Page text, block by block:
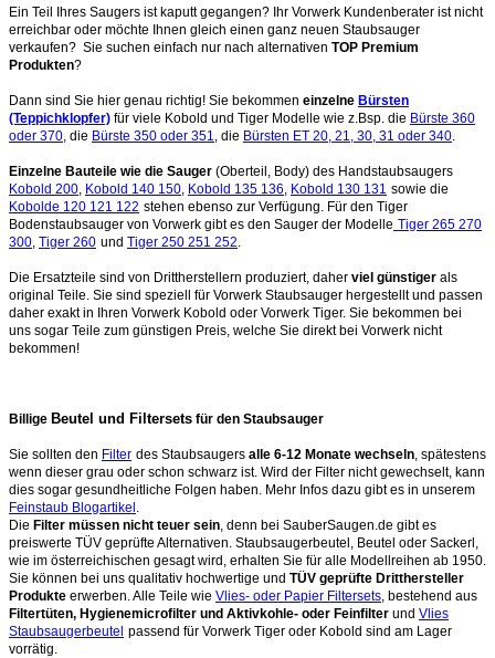
Ein Teil Ihres Saugers ist kaputt gegangen? Ihr Vorwerk Kundenberater ist nicht
erreichbar oder möchte Ihnen gleich einen ganz neuen Staubsauger
verkaufen? Sie suchen einfach nur nach alternativen TOP Premium
Produkten?
Dann sind Sie hier genau richtig! Sie bekommen einzelne Bürsten
(Teppichklopfer) für viele Kobold und Tiger Modelle wie z.Bsp. die Bürste 360
oder 370 , die Bürste 350 oder 351 , die Bürsten ET 20, 21, 30, 31 oder 340
Einzelne Bauteile wie die Sauger (Oberteil, Body) des Handstaubsaugers
Kobold 200 Kobold 140 150 Kobold 135 136 Kobold 130 131 sowie die
Kobolde 120 121 122 stehen ebenso zur Verfügung. Für den Tiger
Bodenstaubsauger von Vorwerk gibt es den Sauger der Modelle Tiger 265 270
300 Tiger 260 und Tiger 250 251 252
Die Ersatzteile sind von Drittherstellern produziert, daher viel günstiger als
original Teile. Sie sind speziell für Vorwerk Staubsauger hergestellt und passen
daher exakt in Ihren Vorwerk Kobold oder Vorwerk Tiger. Sie bekommen bei
uns sogar Teile zum günstigen Preis, welche Sie direkt bei Vorwerk nicht
bekommen!
Billige Beutel und Filtersets für den Staubsauger
Sie sollten den Filter des Staubsaugers alle 6-12 Monate wechseln , spätestens
wenn dieser grau oder schon schwarz ist. Wird der Filter nicht gewechselt, kann
dies sogar gesundheitliche Folgen haben. Mehr Infos dazu gibt es in unserem
Feinstaub Blogartikel
Die Filter müssen nicht teuer sein , denn bei SauberSaugen.de gibt es
preiswerte TÜV geprüfte Alternativen. Staubsaugerbeutel, Beutel oder Sackerl,
wie im österreichischen gesagt wird, erhalten Sie für alle Modellreihen ab 1950.
Sie können bei uns qualitativ hochwertige und TÜV geprüfte Dritthersteller
Produkte erwerben. Alle Teile wie Vlies- oder Papier Filtersets , bestehend aus
Filtertüten, Hygienemicrofilter und Aktivkohle- oder Feinfilter und Vlies
Staubsaugerbeutel passend für Vorwerk Tiger oder Kobold sind am Lager
vorrätig.